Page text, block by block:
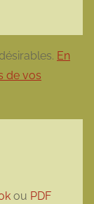
En
de vos
ou PDF